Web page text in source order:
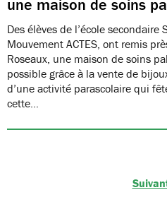
une maison de soins
Des élèves de l’école
Mouvement ACTES, ont remis
Roseaux, une maison de soins
possible grâce à la vente de
d’une activité parascolaire qui
cette…